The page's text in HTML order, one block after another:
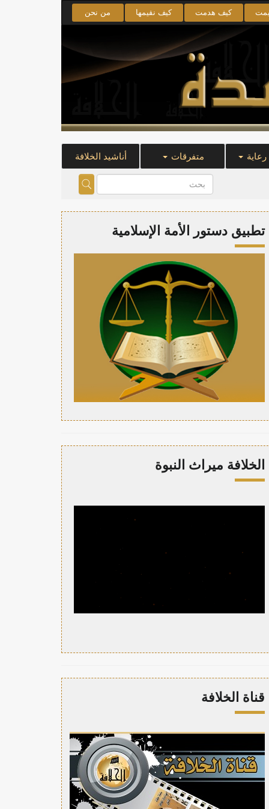
كيف هدمت كيف نقيمها من نحن
متفرقات أناشيد الخلافة
تطبيق دستور الأمة الإسلامية
الخلافة ميراث النبوة
قناة الخلافة